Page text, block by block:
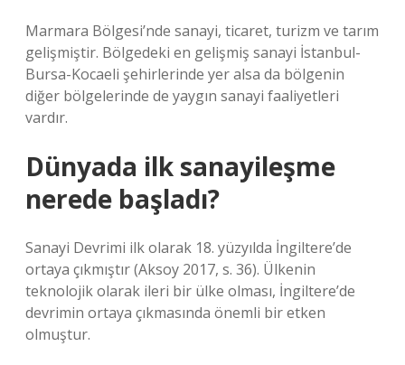
Marmara Bölgesi’nde sanayi, ticaret, turizm ve tarım
gelişmiştir. Bölgedeki en gelişmiş sanayi İstanbul-
Bursa-Kocaeli şehirlerinde yer alsa da bölgenin
diğer bölgelerinde de yaygın sanayi faaliyetleri
vardır.
Dünyada ilk sanayileşme
nerede başladı?
Sanayi Devrimi ilk olarak 18. yüzyılda İngiltere’de
ortaya çıkmıştır (Aksoy 2017, s. 36). Ülkenin
teknolojik olarak ileri bir ülke olması, İngiltere’de
devrimin ortaya çıkmasında önemli bir etken
olmuştur.